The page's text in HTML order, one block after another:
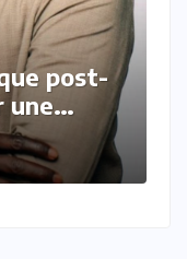
livre de
mots
: Discours
paroles,